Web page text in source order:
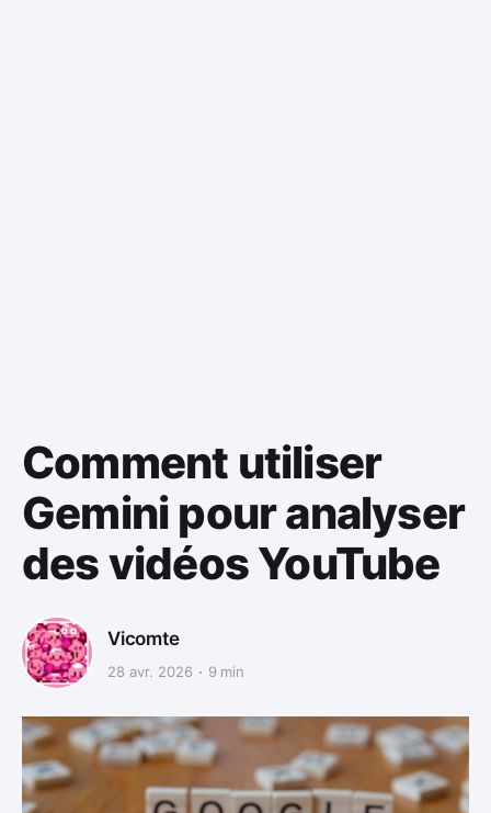
Comment utiliser
Gemini pour analyser
des vidéos YouTube
Vicomte
28 avr. 2026 9 min